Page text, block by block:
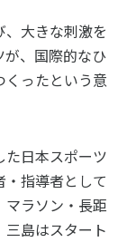
、大きな刺激を
、国際的なひ
くったという意
た日本スポーツ
指導者として
マラソン・長距
島はスタート